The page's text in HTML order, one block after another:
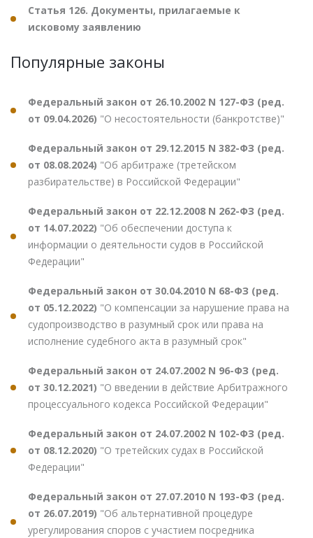
Статья 126. Документы, прилагаемые к
исковому заявлению
Популярные законы
Федеральный закон от 26.10.2002 N 127-ФЗ (ред.
от 09.04.2026) "О несостоятельности (банкротстве)"
Федеральный закон от 29.12.2015 N 382-ФЗ (ред.
от 08.08.2024) "Об арбитраже (третейском
разбирательстве) в Российской Федерации"
Федеральный закон от 22.12.2008 N 262-ФЗ (ред.
от 14.07.2022) "Об обеспечении доступа к
информации о деятельности судов в Российской
Федерации"
Федеральный закон от 30.04.2010 N 68-ФЗ (ред.
от 05.12.2022) "О компенсации за нарушение права на
судопроизводство в разумный срок или права на
исполнение судебного акта в разумный срок"
Федеральный закон от 24.07.2002 N 96-ФЗ (ред.
от 30.12.2021) "О введении в действие Арбитражного
процессуального кодекса Российской Федерации"
Федеральный закон от 24.07.2002 N 102-ФЗ (ред.
от 08.12.2020) "О третейских судах в Российской
Федерации"
Федеральный закон от 27.07.2010 N 193-ФЗ (ред.
от 26.07.2019) "Об альтернативной процедуре
урегулирования споров с участием посредника